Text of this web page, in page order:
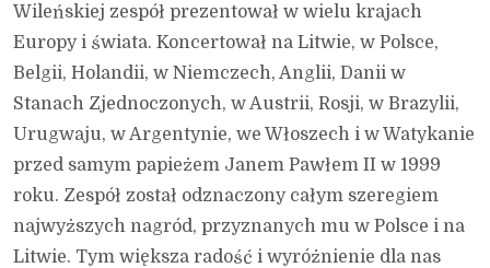
Wileńskiej zespół prezentował w wielu krajach
Europy i świata. Koncertował na Litwie, w Polsce,
Belgii, Holandii, w Niemczech, Anglii, Danii w
Stanach Zjednoczonych, w Austrii, Rosji, w Brazylii,
Urugwaju, w Argentynie, we Włoszech i w Watykanie
przed samym papieżem Janem Pawłem II w 1999
roku. Zespół został odznaczony całym szeregiem
najwyższych nagród, przyznanych mu w Polsce i na
Litwie. Tym większa radość i wyróżnienie dla nas